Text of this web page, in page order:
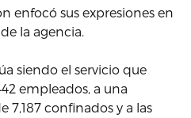
enfocó sus expresiones en
la agencia.
siendo el servicio que
empleados, a una
7,187 confinados y a las